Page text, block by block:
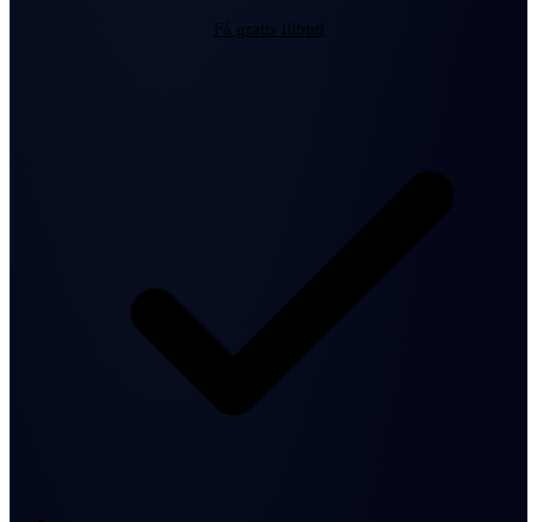
Få gratis tilbud